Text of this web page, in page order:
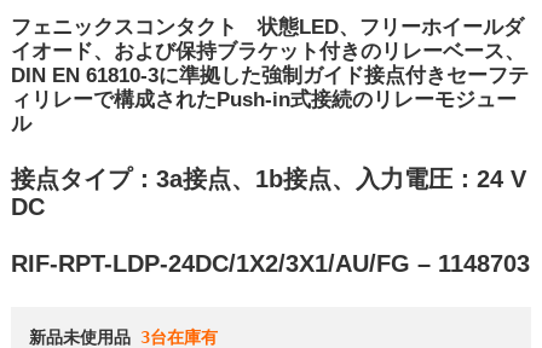
フェニックスコンタクト 状態LED、フリーホイールダ
イオード、および保持ブラケット付きのリレーベース、
DIN EN 61810-3に準拠した強制ガイド接点付きセーフテ
ィリレーで構成されたPush-in式接続のリレーモジュー
ル
接点タイプ：3a接点、1b接点、入力電圧：24 V
DC
RIF-RPT-LDP-24DC/1X2/3X1/AU/FG – 1148703
新品未使用品 3台在庫有